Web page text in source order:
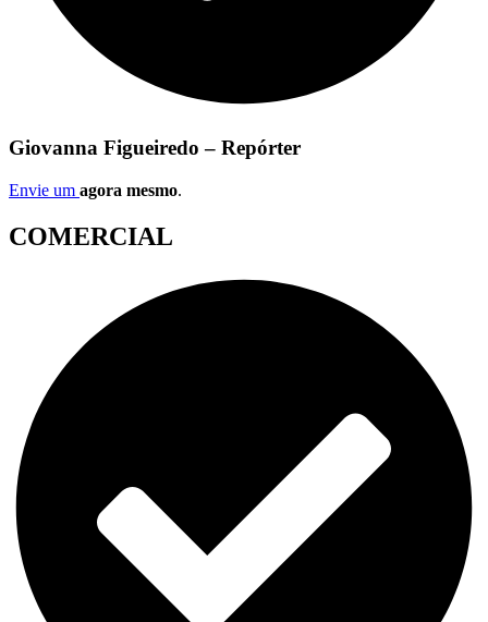
Giovanna Figueiredo – Repórter
Envie um agora mesmo.
COMERCIAL